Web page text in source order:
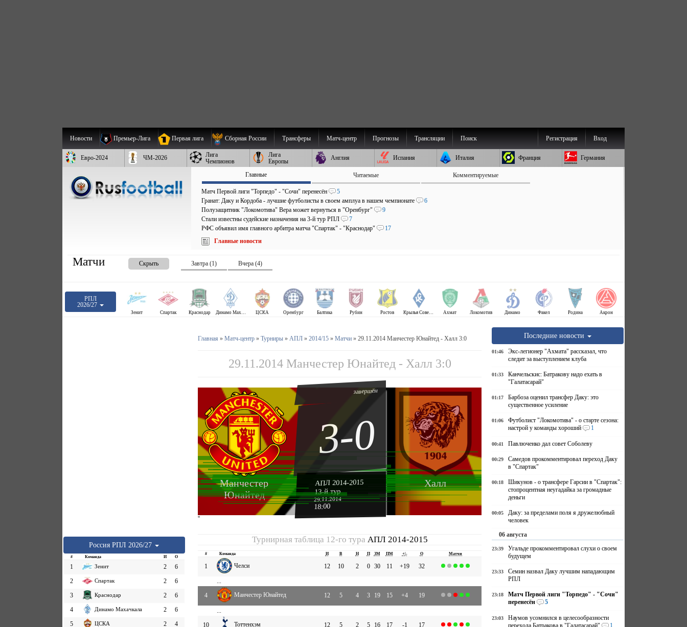
Новости Премьер-Лига Первая лига Сборная России Трансферы Матч-центр Прогнозы Трансляции Поиск Вход
Регистрация
Евро-2024 ЧМ-2026
Лига
Чемпионов
Лига
Европы
Англия Испания Италия Франция Германия
Главные Читаемые Комментируемые
Матч Первой лиги "Торпедо" - "Сочи" перенесён
5
Гранат: Даку и Кордоба - лучшие футболисты в своем амплуа в нашем чемпионате
6
Полузащитник "Локомотива" Вера может вернуться в "Оренбург"
9
Стали известны судейские назначения на 3-й тур РПЛ
7
РФС объявил имя главного арбитра матча "Спартак" - "Краснодар"
17
Главные новости
Матчи Скрыть Завтра (1) Вчера (4)
РПЛ
2026/27
Зенит Спартак Краснодар Динамо Махачкала ЦСКА Оренбург Балтика Рубин Ростов Крылья Советов Ахмат Локомотив Динамо Факел Родина Акрон
Россия РПЛ 2026/27
# Команда И О
1 Зенит 2
6
2
Спартак 2
6
3
Краснодар 2
6
4
Динамо Махачкала 2
6
5
ЦСКА 2
4
Главная » Матч-центр» Турниры» АПЛ» 2014/15» Матчи» 29.11.2014 Манчестер Юнайтед - Халл 3:0
29.11.2014 Манчестер Юнайтед - Халл 3:0
Манчестер
Юнайтед
Халл
завершён
3-0
АПЛ 2014-2015
13-й тур
29.11.2014
18:00
''
Турнирная таблица 12-го тура АПЛ 2014-2015
# Команда И В Н П ЗМ ПМ +|- О Матчи
1 Челси 12 10 2 0 30 11 +19 32
...
4
Манчестер Юнайтед 12 5 4 3 19 15 +4 19
...
10
Тоттенхэм 12 5 2 5 16 17 -1 17
Последние новости
01:46
Экс-легионер "Ахмата" рассказал, что
следит за выступлением клуба
01:33
Канчельскис: Батракову надо ехать в
"Галатасарай"
01:17
Барбоза оценил трансфер Даку: это
существенное усиление
01:06
Футболист "Локомотива" - о старте сезона:
настрой у команды хороший
1
00:41 Павлюченко дал совет Соболеву
00:29
Самедов прокомментировал переход Даку
в "Спартак"
00:18
Шикунов - о трансфере Гарсии в "Спартак":
стопроцентная неугадайка за громадные
деньги
00:05
Даку: за пределами поля я дружелюбный
человек
06 августа
23:39
Угальде прокомментировал слухи о своем
будущем
23:33
Семин назвал Даку лучшим нападающим
РПЛ
23:18
Матч Первой лиги "Торпедо" - "Сочи"
перенесён
5
23:03
Наумов усомнился в целесообразности
перехода Батракова в "Галатасарай"
1